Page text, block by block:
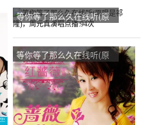
等你等了那么久在线听(原
唱是祁隆)，周元真演唱点
播:94次
等你等了那么久在线听(原
唱是红蔷薇)，歌里有乐演
唱点播:40次